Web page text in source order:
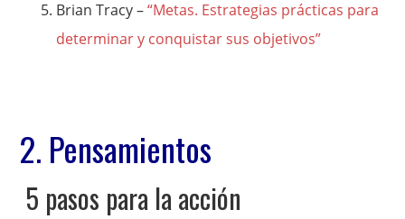
Brian Tracy –“Metas. Estrategias prácticas para
determinar y conquistar sus objetivos”
2. Pensamientos
5 pasos para la acción